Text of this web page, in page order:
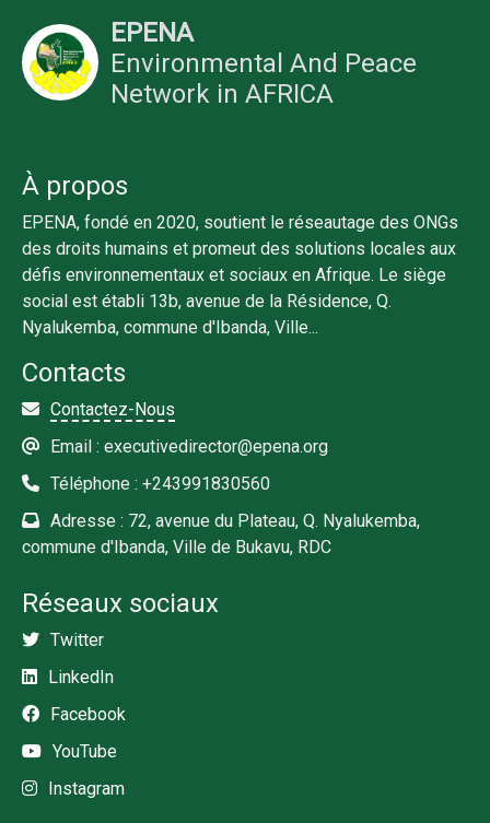
EPENA
Environmental And Peace
Network in AFRICA
À propos
EPENA, fondé en 2020, soutient le réseautage des ONGs
des droits humains et promeut des solutions locales aux
défis environnementaux et sociaux en Afrique. Le siège
social est établi 13b, avenue de la Résidence, Q.
Nyalukemba, commune d'Ibanda, Ville...
Contacts
Contactez-Nous
Email : executivedirector@epena.org
Téléphone : +243991830560
Adresse : 72, avenue du Plateau, Q. Nyalukemba,
commune d'Ibanda, Ville de Bukavu, RDC
Réseaux sociaux
Twitter
LinkedIn
Facebook
YouTube
Instagram